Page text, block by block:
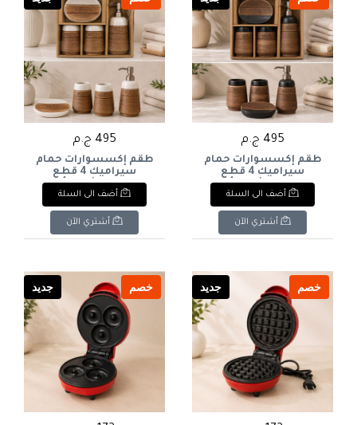
495 ج.م
طقم إكسسوارات حمام
سيراميك 4 قطع
بتصميم خشبي وأسود
و". & : 4-Piece Ceramic
Bathroom Accessories
Set with Wooden
أضف الى السلة
أشتري الآن
495 ج.م
طقم إكسسوارات حمام
سيراميك 4 قطع
بتصميم خشبي وأبيض
4-Piece Ceramic
Bathroom Accessories
Set with Wooden Texture
أضف الى السلة
أشتري الآن
خصم جديد خصم جديد